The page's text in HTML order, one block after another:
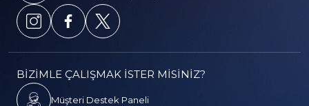
Müşteri Destek Paneli
BİZİMLE ÇALIŞMAK İSTER MİSİNİZ?